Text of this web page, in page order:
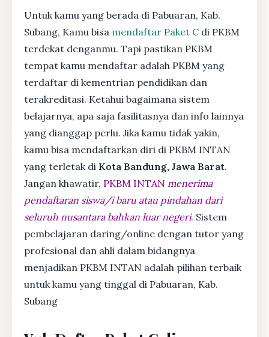
Untuk kamu yang berada di Pabuaran, Kab.
Subang, Kamu bisa mendaftar Paket C di PKBM
terdekat denganmu. Tapi pastikan PKBM
tempat kamu mendaftar adalah PKBM yang
terdaftar di kementrian pendidikan dan
terakreditasi. Ketahui bagaimana sistem
belajarnya, apa saja fasilitasnya dan info lainnya
yang dianggap perlu. Jika kamu tidak yakin,
kamu bisa mendaftarkan diri di PKBM INTAN
yang terletak di Kota Bandung, Jawa Barat.
Jangan khawatir, PKBM INTAN menerima
pendaftaran siswa/i baru atau pindahan dari
seluruh nusantara bahkan luar negeri. Sistem
pembelajaran daring/online dengan tutor yang
profesional dan ahli dalam bidangnya
menjadikan PKBM INTAN adalah pilihan terbaik
untuk kamu yang tinggal di Pabuaran, Kab.
Subang